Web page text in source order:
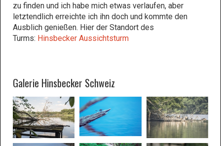
zu finden und ich habe mich etwas verlaufen, aber
letztendlich erreichte ich ihn doch und kommte den
Ausblich genießen. Hier der Standort des
Turms: Hinsbecker Aussichtsturm
Galerie Hinsbecker Schweiz